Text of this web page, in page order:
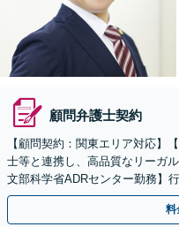
顧問弁護士契約
【顧問契約：関東エリア対応】
士等と連携し、高品質なリーガ
文部科学省ADRセンター勤務】
知識を活かし、事業者さまの抱
料